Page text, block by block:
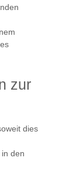
zur
dies
den